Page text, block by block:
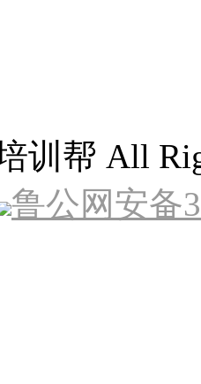
训帮 All
鲁公网安备